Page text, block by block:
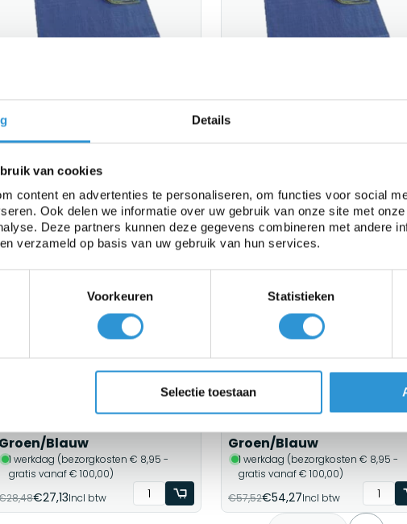
Details
van cookies
content en advertenties te personaliseren, om functies voor social
Ook delen we informatie over uw gebruik van onze site met
Deze partners kunnen deze gegevens combineren met andere
verzameld op basis van uw gebruik van hun services.
Voorkeuren Statistieken
Selectie toestaan
8x10m PE 150 -
Blauw
1 werkdag (bezorgkosten € 8,95 -
€69,21Incl btw
Afdekzeil 6x10m PE 150 -
Groen/Blauw
Sale
Groen/Blauw
1 werkdag (bezorgkosten € 8,95 -
gratis vanaf € 100,00)
€27,13Incl btw
Sale
Groen/Blauw
1 werkdag (bezorgkosten € 8,95 -
gratis vanaf € 100,00)
€57,52€54,27Incl btw